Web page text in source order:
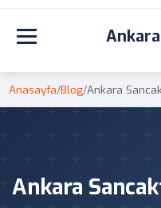
Toggle navigation
Anasayfa/Blog/Ankara
Ankara